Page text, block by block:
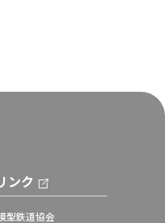
ンク
型鉄道協会